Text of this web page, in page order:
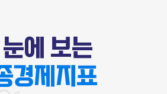
에 보는
경제지표